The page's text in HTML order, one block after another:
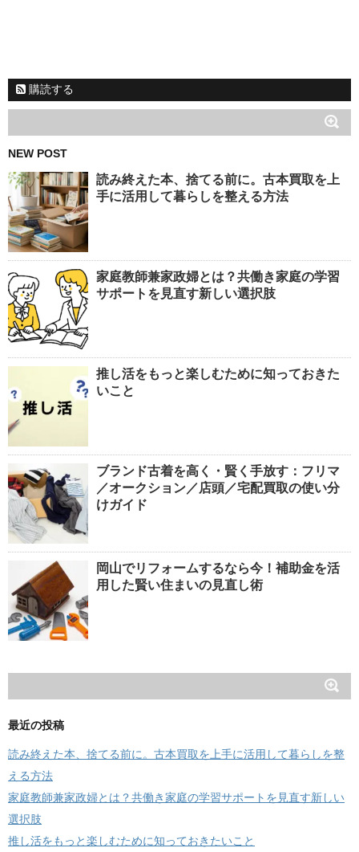
購読する
NEW POST
読み終えた本、捨てる前に。古本買取を上
手に活用して暮らしを整える方法
家庭教師兼家政婦とは？共働き家庭の学習
サポートを見直す新しい選択肢
推し活をもっと楽しむために知っておきた
いこと
ブランド古着を高く・賢く手放す：フリマ
／オークション／店頭／宅配買取の使い分
けガイド
岡山でリフォームするなら今！補助金を活
用した賢い住まいの見直し術
最近の投稿
読み終えた本、捨てる前に。古本買取を上手に活用して暮らしを整
える方法
家庭教師兼家政婦とは？共働き家庭の学習サポートを見直す新しい
選択肢
推し活をもっと楽しむために知っておきたいこと